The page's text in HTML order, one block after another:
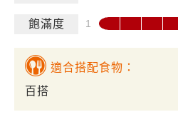
飽滿度
適合搭配食物：
百搭